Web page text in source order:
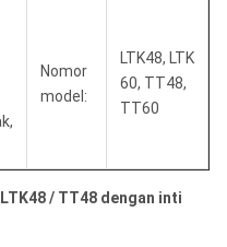
Nomor
model:
LTK48, LTK
60, TT48,
TT60
/ TT48 dengan inti